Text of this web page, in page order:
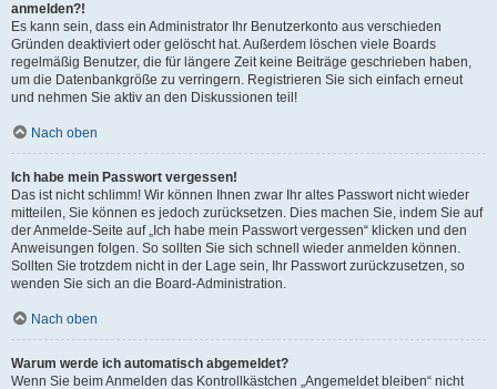
anmelden?!
Es kann sein, dass ein Administrator Ihr Benutzerkonto aus verschieden
Gründen deaktiviert oder gelöscht hat. Außerdem löschen viele Boards
regelmäßig Benutzer, die für längere Zeit keine Beiträge geschrieben haben,
um die Datenbankgröße zu verringern. Registrieren Sie sich einfach erneut
und nehmen Sie aktiv an den Diskussionen teil!
Nach oben
Ich habe mein Passwort vergessen!
Das ist nicht schlimm! Wir können Ihnen zwar Ihr altes Passwort nicht wieder
mitteilen, Sie können es jedoch zurücksetzen. Dies machen Sie, indem Sie auf
der Anmelde-Seite auf „Ich habe mein Passwort vergessen“ klicken und den
Anweisungen folgen. So sollten Sie sich schnell wieder anmelden können.
Sollten Sie trotzdem nicht in der Lage sein, Ihr Passwort zurückzusetzen, so
wenden Sie sich an die Board-Administration.
Nach oben
Warum werde ich automatisch abgemeldet?
Wenn Sie beim Anmelden das Kontrollkästchen „Angemeldet bleiben“ nicht